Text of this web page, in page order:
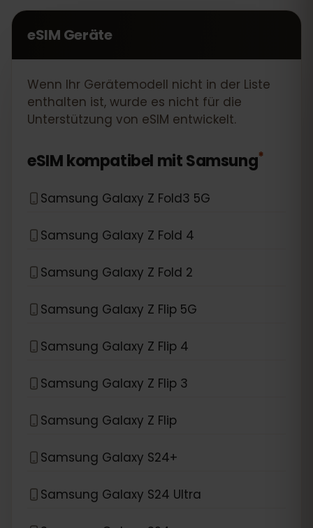
eSIM Geräte
Wenn Ihr Gerätemodell nicht in der Liste
enthalten ist, wurde es nicht für die
Unterstützung von eSIM entwickelt.
eSIM kompatibel mitSamsung*
Samsung Galaxy Z Fold3 5G
Samsung Galaxy Z Fold 4
Samsung Galaxy Z Fold 2
Samsung Galaxy Z Flip 5G
Samsung Galaxy Z Flip 4
Samsung Galaxy Z Flip 3
Samsung Galaxy Z Flip
Samsung Galaxy S24+
Samsung Galaxy S24 Ultra